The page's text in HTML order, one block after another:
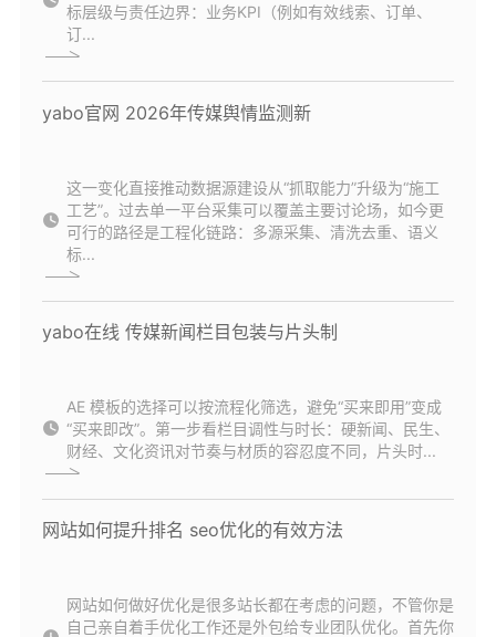
标层级与责任边界：业务KPI（例如有效线索、订单、
订...
yabo官网 2026年传媒舆情监测新
这一变化直接推动数据源建设从“抓取能力”升级为“施工
工艺”。过去单一平台采集可以覆盖主要讨论场，如今更
可行的路径是工程化链路：多源采集、清洗去重、语义
标...
yabo在线 传媒新闻栏目包装与片头制
AE 模板的选择可以按流程化筛选，避免“买来即用”变成
“买来即改”。第一步看栏目调性与时长：硬新闻、民生、
财经、文化资讯对节奏与材质的容忍度不同，片头时...
网站如何提升排名 seo优化的有效方法
网站如何做好优化是很多站长都在考虑的问题，不管你是
自己亲自着手优化工作还是外包给专业团队优化。首先你